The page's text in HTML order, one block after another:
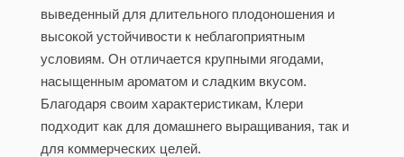
выведенный для длительного плодоношения и
высокой устойчивости к неблагоприятным
условиям. Он отличается крупными ягодами,
насыщенным ароматом и сладким вкусом.
Благодаря своим характеристикам, Клери
подходит как для домашнего выращивания, так и
для коммерческих целей.